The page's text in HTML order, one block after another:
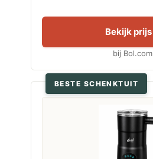
Bekijk prijs
bij Bol.com
BESTE SCHENKTUIT